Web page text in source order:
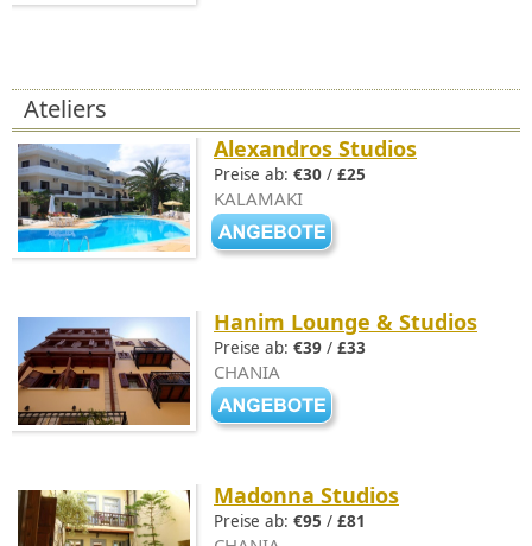
Ateliers
Alexandros Studios
Preise ab: €30 / £25
KALAMAKI
Hanim Lounge & Studios
Preise ab: €39 / £33
CHANIA
Madonna Studios
Preise ab: €95 / £81